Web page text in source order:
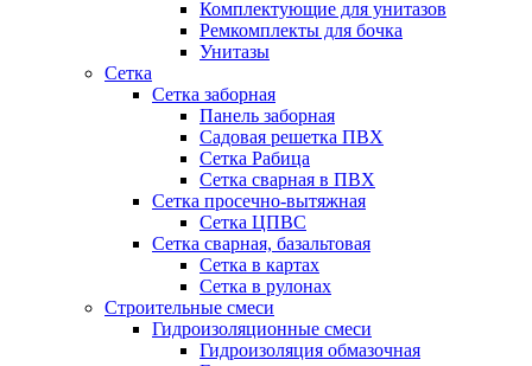
Комплектующие для унитазов
Ремкомплекты для бочка
Унитазы
Сетка
Сетка заборная
Панель заборная
Садовая решетка ПВХ
Сетка Рабица
Сетка сварная в ПВХ
Сетка просечно-вытяжная
Сетка ЦПВС
Сетка сварная, базальтовая
Сетка в картах
Сетка в рулонах
Строительные смеси
Гидроизоляционные смеси
Гидроизоляция обмазочная